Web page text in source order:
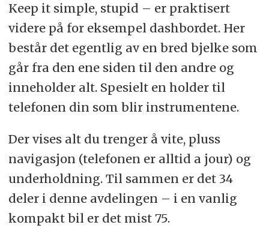
Keep it simple, stupid – er praktisert
videre på for eksempel dashbordet. Her
består det egentlig av en bred bjelke som
går fra den ene siden til den andre og
inneholder alt. Spesielt en holder til
telefonen din som blir instrumentene.
Der vises alt du trenger å vite, pluss
navigasjon (telefonen er alltid a jour) og
underholdning. Til sammen er det 34
deler i denne avdelingen – i en vanlig
kompakt bil er det mist 75.